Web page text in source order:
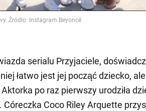
serialu Przyjaciele,
łatwo jest jej począć dziecko,
po raz pierwszy urodziła
Córeczka Coco Riley Arquette